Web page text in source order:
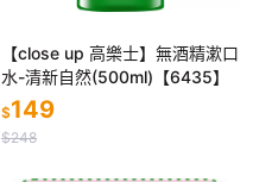
【close up 高樂士】無酒精漱口
水-清新自然(500ml)【6435】
$149
$248